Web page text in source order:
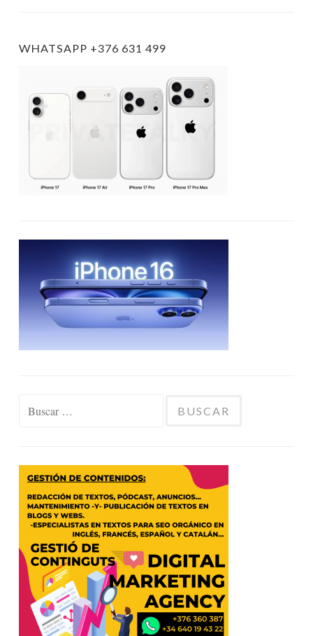
WHATSAPP +376 631 499